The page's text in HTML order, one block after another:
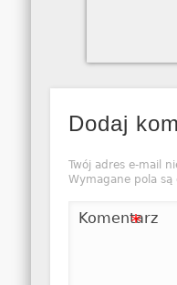
Dodaj
Twój adres e-mail
Wymagane pola są
Komentarz
*